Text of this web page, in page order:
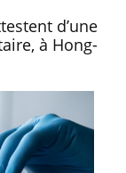
d’une
à Hong-